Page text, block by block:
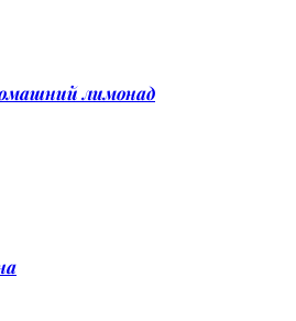
лимонад